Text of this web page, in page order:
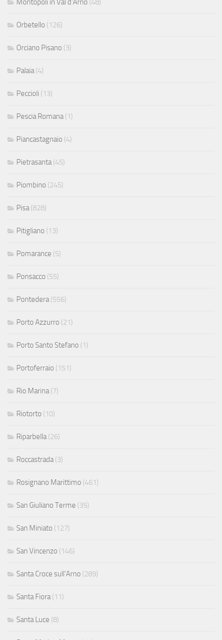
Orbetello (126)
Orciano Pisano (3)
Palaia (4)
Peccioli (13)
Pescia Romana (1)
Piancastagnaio (4)
Pietrasanta (45)
Piombino (245)
Pisa (828)
Pitigliano (13)
Pomarance (5)
Ponsacco (55)
Pontedera (556)
Porto Azzurro (21)
Porto Santo Stefano (1)
Portoferraio (151)
Rio Marina (7)
Riotorto (10)
Riparbella (26)
Roccastrada (3)
Rosignano Marittimo (461)
San Giuliano Terme (35)
San Miniato (127)
San Vincenzo (146)
Santa Croce sull'Arno (289)
Santa Fiora (11)
Santa Luce (8)